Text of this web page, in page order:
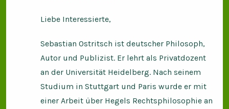
Liebe Interessierte,
Sebastian Ostritsch ist deutscher Philosoph,
Autor und Publizist. Er lehrt als Privatdozent
an der Universität Heidelberg. Nach seinem
Studium in Stuttgart und Paris wurde er mit
einer Arbeit über Hegels Rechtsphilosophie an